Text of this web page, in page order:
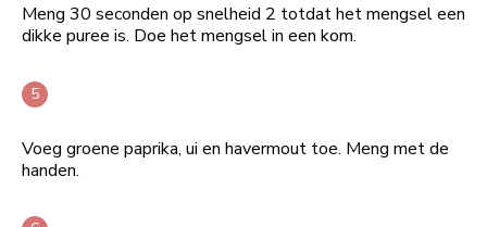
Meng 30 seconden op snelheid 2 totdat het mengsel een
dikke puree is. Doe het mengsel in een kom.
Voeg groene paprika, ui en havermout toe. Meng met de
handen.